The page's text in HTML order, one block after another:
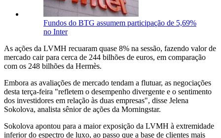
Fundos do BTG assumem participação de 5,69%
no Inter
As ações da LVMH recuaram quase 8% na sessão, fazendo valor de
mercado cair para cerca de 244 bilhões de euros, em comparação
com os 248 bilhões da Hermès.
Embora as avaliações de mercado tendam a flutuar, as negociações
desta terça-feira "refletem o desempenho divergente e o sentimento
dos investidores em relação às duas empresas", disse Jelena
Sokolova, analista sênior de ações da Morningstar.
Sokolova apontou para a maior exposição da LVMH à extremidade
inferior do espectro de luxo, ao passo que a base de clientes mais